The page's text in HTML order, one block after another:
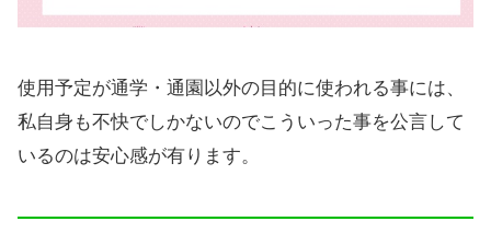
使用予定が通学・通園以外の目的に使われる事には、
私自身も不快でしかないのでこういった事を公言して
いるのは安心感が有ります。